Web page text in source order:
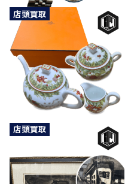
店頭買取
店頭買取